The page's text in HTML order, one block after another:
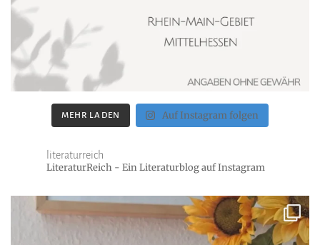
MEHR LADEN Auf Instagram folgen
literaturreich
LiteraturReich - Ein Literaturblog auf Instagram